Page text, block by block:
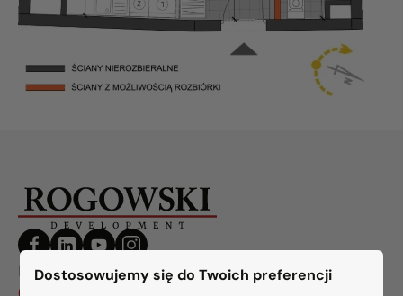
Dostosowujemy się do Twoich preferencji
BIURO BIAŁYSTOK